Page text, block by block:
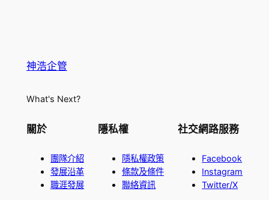
神浩企管
What's Next?
關於
團隊介紹
發展沿革
職涯發展
隱私權
隱私權政策
條款及條件
聯絡資訊
社交網路服務
Facebook
Instagram
Twitter/X